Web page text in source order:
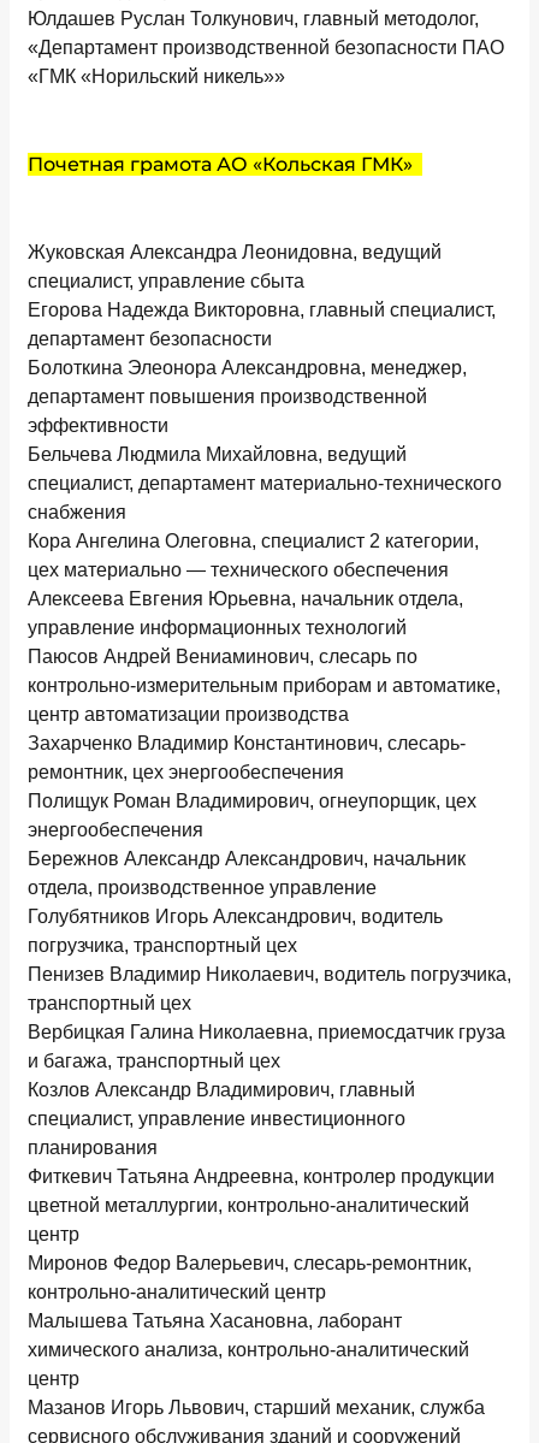
Юлдашев Руслан Толкунович, главный методолог,
«Департамент производственной безопасности ПАО
«ГМК «Норильский никель»»
Почетная грамота АО «Кольская ГМК»
Жуковская Александра Леонидовна, ведущий
специалист, управление сбыта
Егорова Надежда Викторовна, главный специалист,
департамент безопасности
Болоткина Элеонора Александровна, менеджер,
департамент повышения производственной
эффективности
Бельчева Людмила Михайловна, ведущий
специалист, департамент материально-технического
снабжения
Кора Ангелина Олеговна, специалист 2 категории,
цех материально — технического обеспечения
Алексеева Евгения Юрьевна, начальник отдела,
управление информационных технологий
Паюсов Андрей Вениаминович, слесарь по
контрольно-измерительным приборам и автоматике,
центр автоматизации производства
Захарченко Владимир Константинович, слесарь-
ремонтник, цех энергообеспечения
Полищук Роман Владимирович, огнеупорщик, цех
энергообеспечения
Бережнов Александр Александрович, начальник
отдела, производственное управление
Голубятников Игорь Александрович, водитель
погрузчика, транспортный цех
Пенизев Владимир Николаевич, водитель погрузчика,
транспортный цех
Вербицкая Галина Николаевна, приемосдатчик груза
и багажа, транспортный цех
Козлов Александр Владимирович, главный
специалист, управление инвестиционного
планирования
Фиткевич Татьяна Андреевна, контролер продукции
цветной металлургии, контрольно-аналитический
центр
Миронов Федор Валерьевич, слесарь-ремонтник,
контрольно-аналитический центр
Малышева Татьяна Хасановна, лаборант
химического анализа, контрольно-аналитический
центр
Мазанов Игорь Львович, старший механик, служба
сервисного обслуживания зданий и сооружений